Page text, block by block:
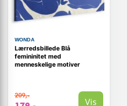
WONDA
Lærredsbillede Blå
femininitet med
menneskelige motiver
209,-
Vis